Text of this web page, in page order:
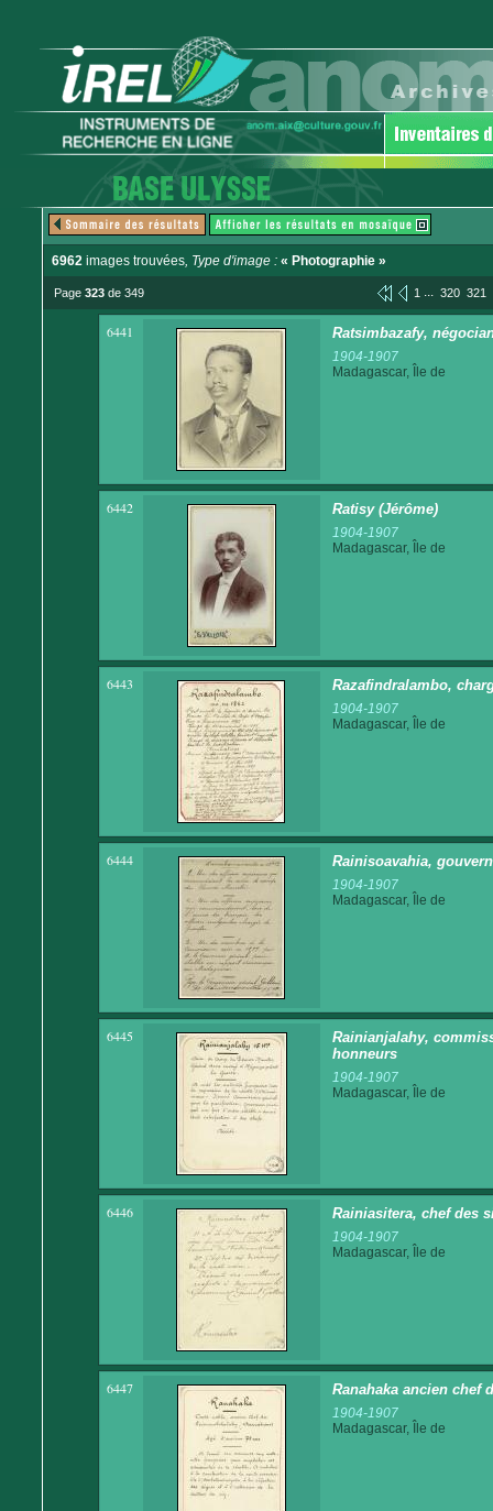
6962 images trouvées, Type d'image : « Photographie »
Page 323 de 349 1 ... 320 321
6441 Ratsimbazafy,
1904-1907
Madagascar, Île de
6442 Ratisy (Jérôme)
1904-1907
Madagascar, Île de
6443 Razafindralambo,
1904-1907
Madagascar, Île de
6444 Rainisoavahia,
1904-1907
Madagascar, Île de
6445
Rainianjalahy,
honneurs
1904-1907
Madagascar, Île de
6446 Rainiasitera, chef des
1904-1907
Madagascar, Île de
6447 Ranahaka ancien chef
1904-1907
Madagascar, Île de